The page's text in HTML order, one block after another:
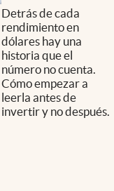
Detrás de cada
rendimiento en
dólares hay una
historia que el
número no cuenta.
Cómo empezar a
leerla antes de
invertir y no después.